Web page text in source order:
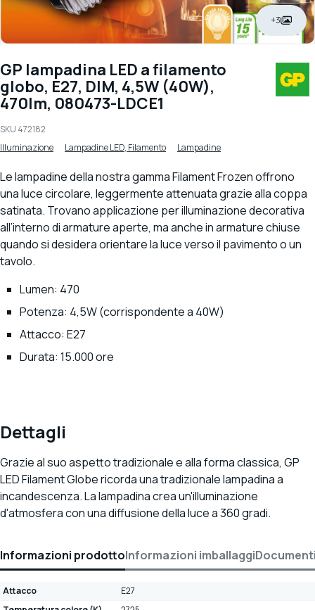
+3
GP lampadina LED a filamento
globo, E27, DIM, 4,5W (40W),
470lm, 080473-LDCE1
SKU 472182
Illuminazione
Lampadine LED, Filamento Lampadine
Le lampadine della nostra gamma Filament Frozen offrono
una luce circolare, leggermente attenuata grazie alla coppa
satinata. Trovano applicazione per illuminazione decorativa
all’interno di armature aperte, ma anche in armature chiuse
quando si desidera orientare la luce verso il pavimento o un
tavolo.
Lumen: 470
Potenza: 4,5W (corrispondente a 40W)
Attacco: E27
Durata: 15.000 ore
Dettagli
Grazie al suo aspetto tradizionale e alla forma classica, GP
LED Filament Globe ricorda una tradizionale lampadina a
incandescenza. La lampadina crea un'illuminazione
d'atmosfera con una diffusione della luce a 360 gradi.
Informazioni prodottoInformazioni imballaggi
Attacco
E27